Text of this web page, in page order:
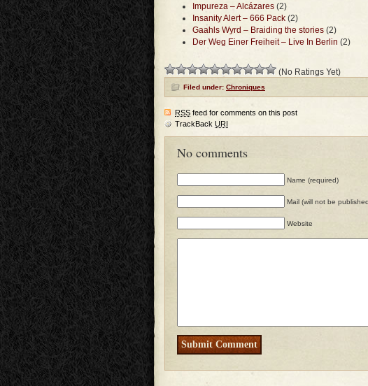
Impureza – Alcázares (2)
Insanity Alert – 666 Pack (2)
Gaahls Wyrd – Braiding the stories (2)
Der Weg Einer Freiheit – Live In Berlin (2)
(No Ratings Yet)
Filed under: Chroniques
RSS feed for comments on this post
TrackBack URI
No comments
Name (required)
Mail (will not be
Website